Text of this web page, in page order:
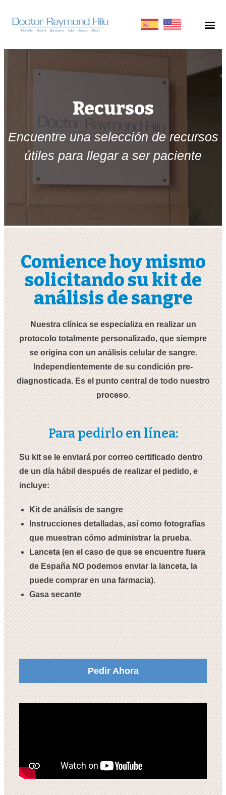
Recursos
Encuentre una selección de recursos
útiles para llegar a ser paciente
Comience hoy mismo
solicitando su kit de
análisis de sangre
Nuestra clínica se especializa en realizar un
protocolo totalmente personalizado, que siempre
se origina con un análisis celular de sangre.
Independientemente de su condición pre-
diagnosticada. Es el punto central de todo nuestro
proceso.
Para pedirlo en línea:
Su kit se le enviará por correo certificado dentro
de un día hábil después de realizar el pedido, e
incluye:
Kit de análisis de sangre
Instrucciones detalladas, así como fotografías
que muestran cómo administrar la prueba.
Lanceta (en el caso de que se encuentre fuera
de España NO podemos enviar la lanceta, la
puede comprar en una farmacia).
Gasa secante
Pedir Ahora